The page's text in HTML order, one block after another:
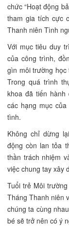
chức “Hoạt động
tham gia tích cực
Thanh niên Tình
Với mục tiêu duy
của công trình,
gìn môi trường học
Trong quá trình
khoa đã tiến hành
các hạng mục
tình.
Không chỉ dừng
động còn lan tỏa
thần trách nhiệm
việc chung tay xây
Tuổi trẻ Môi
Tháng Thanh niên
chúng ta cùng
bé sẽ trở nên có ý